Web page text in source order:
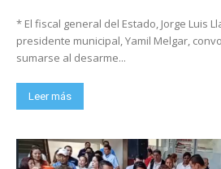
* El fiscal general del Estado, Jorge Luis
presidente municipal, Yamil Melgar,
sumarse al desarme...
Leer más